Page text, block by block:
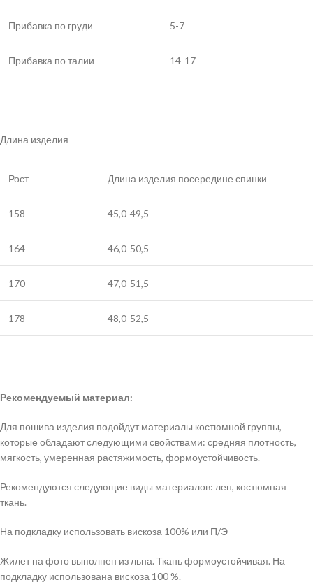
Прибавка по груди 5-7
Прибавка по талии 14-17
Длина изделия
Рост Длина изделия посередине спинки
158 45,0-49,5
164 46,0-50,5
170 47,0-51,5
178 48,0-52,5
Рекомендуемый материал:
Для пошива изделия подойдут материалы костюмной группы,
которые обладают следующими свойствами: средняя плотность,
мягкость, умеренная растяжимость, формоустойчивость.
Рекомендуются следующие виды материалов: лен, костюмная
ткань.
На подкладку использовать вискоза 100% или П/Э
Жилет на фото выполнен из льна. Ткань формоустойчивая. На
подкладку использована вискоза 100 %.